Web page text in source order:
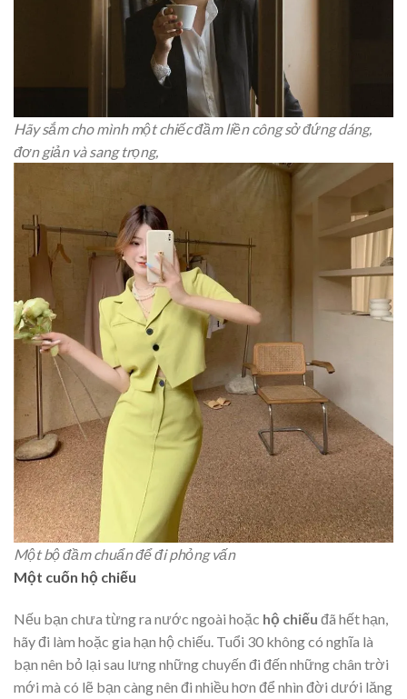
Hãy sắm cho mình một chiếc đầm liền công sở đứng dáng,
đơn giản và sang trọng,
Một bộ đầm chuẩn để đi phỏng vấn
Một cuốn hộ chiếu
Nếu bạn chưa từng ra nước ngoài hoặc hộ chiếu đã hết hạn,
hãy đi làm hoặc gia hạn hộ chiếu. Tuổi 30 không có nghĩa là
bạn nên bỏ lại sau lưng những chuyến đi đến những chân trời
mới mà có lẽ bạn càng nên đi nhiều hơn để nhìn đời dưới lăng